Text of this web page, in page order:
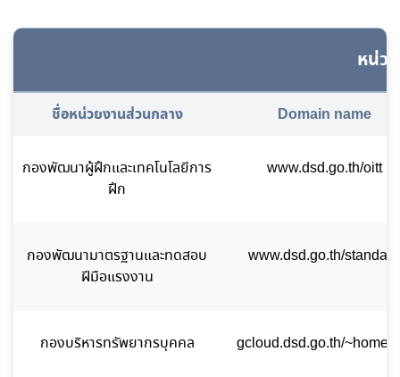
หน่ว
ชื่อหน่วยงานส่วนกลาง Domain name
กองพัฒนาผู้ฝึกและเทคโนโลยีการ
ฝึก
www.dsd.go.th/oitt
กองพัฒนามาตรฐานและทดสอบ
ฝีมือแรงงาน
www.dsd.go.th/standard
กองบริหารทรัพยากรบุคคล gcloud.dsd.go.th/